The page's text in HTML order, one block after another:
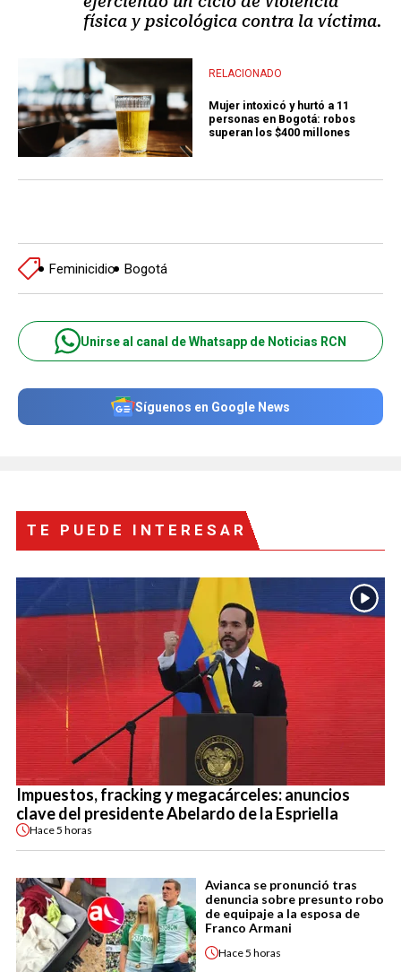
física y psicológica contra la víctima.
RELACIONADO
Mujer intoxicó y hurtó a 11
personas en Bogotá: robos
superan los $400 millones
Feminicidio Bogotá
Unirse al canal de Whatsapp de Noticias RCN
Síguenos en Google News
TE PUEDE INTERESAR
Impuestos, fracking y megacárceles: anuncios
clave del presidente Abelardo de la Espriella
Hace5 horas
Avianca se pronunció tras
denuncia sobre presunto robo
de equipaje a la esposa de
Franco Armani
Hace5 horas